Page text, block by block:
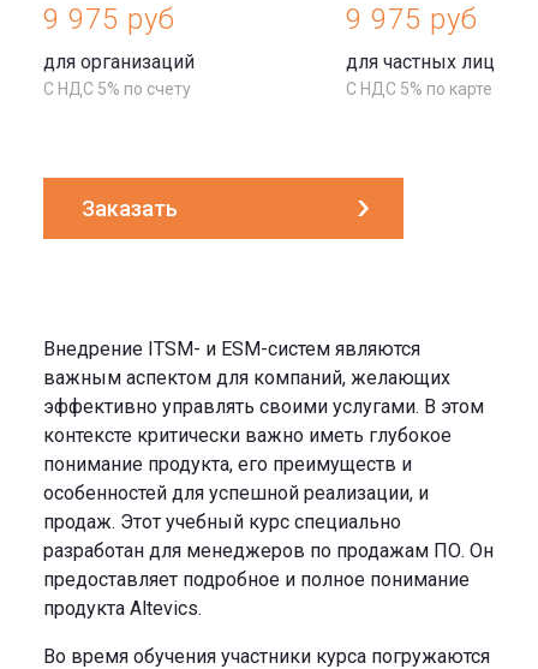
9 975 руб
для организаций
С НДС 5% по счету
9 975 руб
для частных лиц
С НДС 5% по карте
Заказать
Внедрение ITSM- и ESM-систем являются
важным аспектом для компаний, желающих
эффективно управлять своими услугами. В этом
контексте критически важно иметь глубокое
понимание продукта, его преимуществ и
особенностей для успешной реализации, и
продаж. Этот учебный курс специально
разработан для менеджеров по продажам ПО. Он
предоставляет подробное и полное понимание
продукта Altevics.
Во время обучения участники курса погружаются